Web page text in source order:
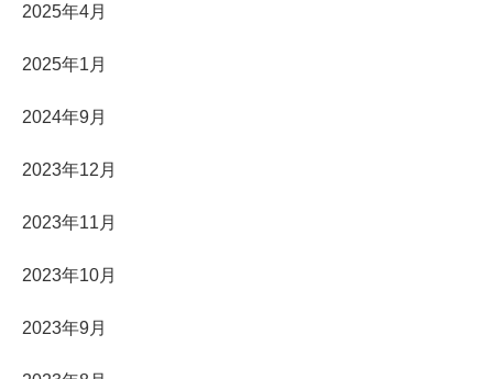
2025年4月
2025年1月
2024年9月
2023年12月
2023年11月
2023年10月
2023年9月